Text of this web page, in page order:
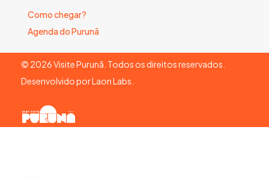
Como chegar?
Agenda do Purunã
© 2026Visite Purunã. Todos os direitos reservados.
Desenvolvido porLaon Labs